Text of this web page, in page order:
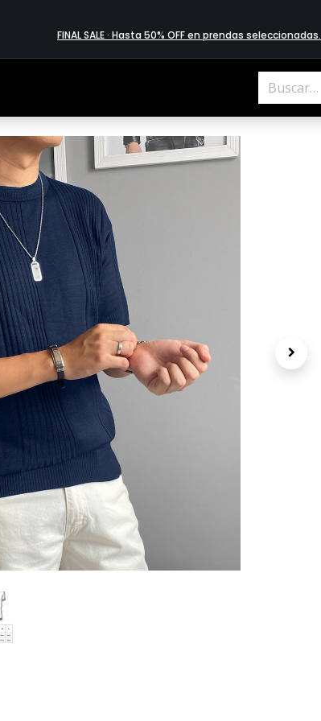
FINAL SALE · Hasta 50% OFF en prendas​ selecciona​das.